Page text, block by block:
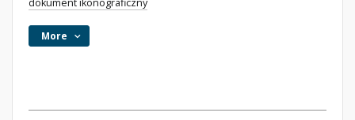
dokument ikonograficzny
More